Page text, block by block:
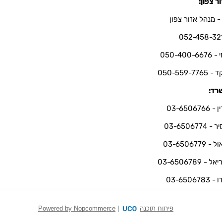
- מנהל אזור צפון
052-458-
6676
559-7765
6506766
6506774
6506779
- 03-6506789
6506783
פיתוח תוכנה Powered by Nopcommerce